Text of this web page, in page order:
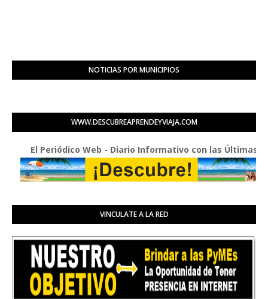
NOTICIAS POR MUNICIPIOS
WWW.DESCUBREAPRENDEYVIAJA.COM
Periódico Web - Diario Informativo con las Últimas Buenas
VINCULATE A LA RED